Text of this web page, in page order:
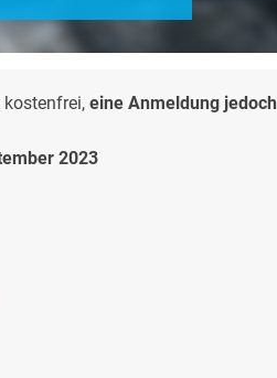
eine Anmeldung jedoch
2023